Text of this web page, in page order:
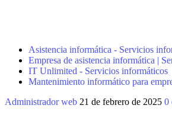
Asistencia informática - Servicios
Empresa de asistencia informática |
IT Unlimited - Servicios informáticos
Mantenimiento informático para
Administrador web 21 de febrero de 2025 0